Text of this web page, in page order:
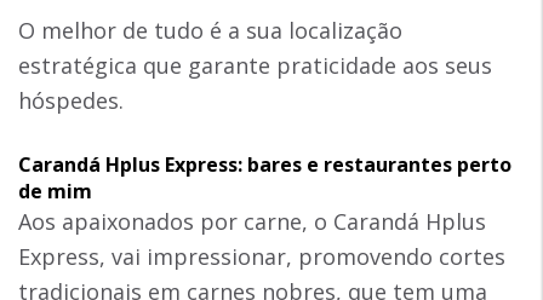
O melhor de tudo é a sua localização
estratégica que garante praticidade aos seus
hóspedes.
Carandá Hplus Express: bares e restaurantes perto
de mim
Aos apaixonados por carne, o Carandá Hplus
Express, vai impressionar, promovendo cortes
tradicionais em carnes nobres, que tem uma